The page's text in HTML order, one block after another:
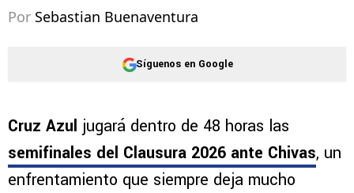
Por Sebastian Buenaventura
Síguenos en Google
Cruz Azul jugará dentro de 48 horas las
semifinales del Clausura 2026 ante Chivas, un
enfrentamiento que siempre deja mucho